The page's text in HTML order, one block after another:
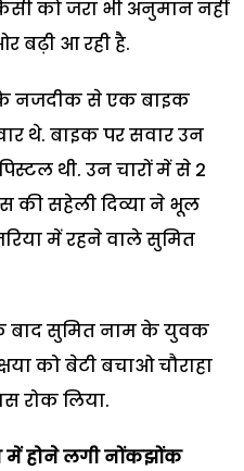
को जरा भी अनुमान नहीं
बढ़ी आ रही है.
के नजदीक से एक बाइक
थे. बाइक पर सवार उन
थी. उन चारों में से 2
की सहेली दिव्या ने भूल
में रहने वाले सुमित
बाद सुमित नाम के युवक
को बेटी बचाओ चौराहा
रोक लिया.
में होने लगी नोंकझोंक